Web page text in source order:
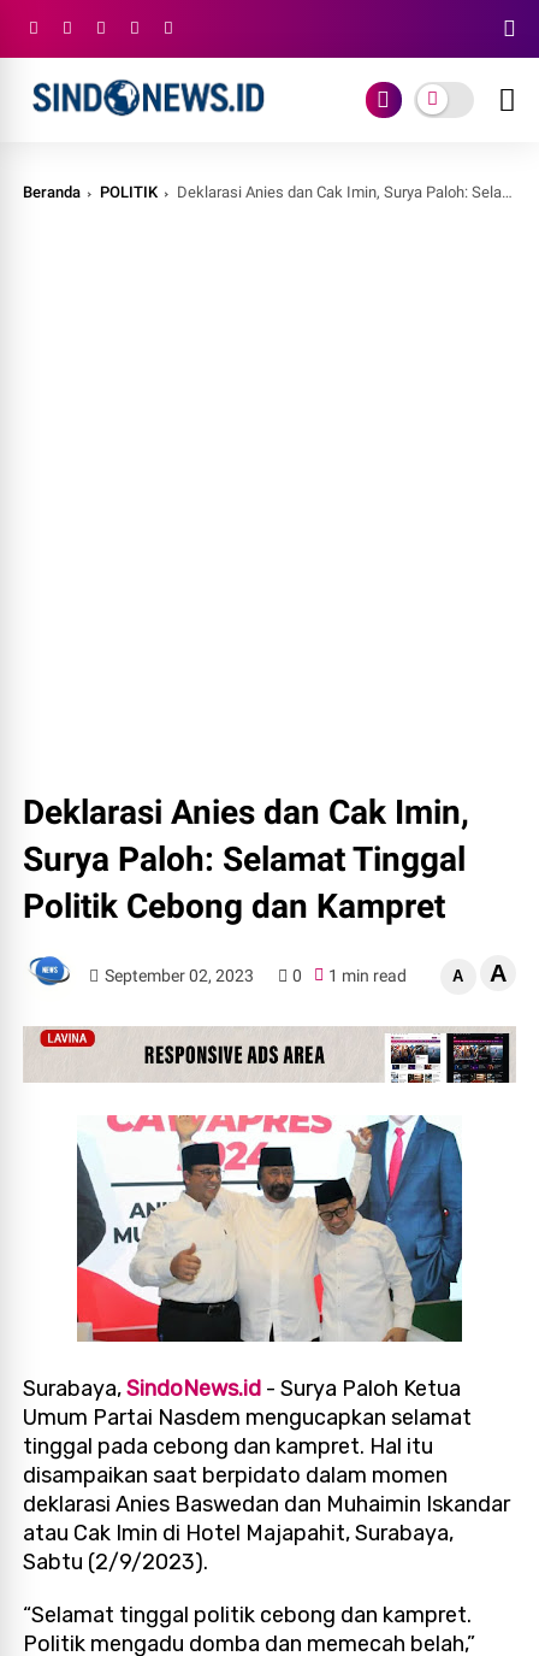
Beranda POLITIK Deklarasi Anies dan Cak Imin, Surya Paloh: Selamat Tinggal Politik Cebong dan Kampret
Deklarasi Anies dan Cak Imin,
Surya Paloh: Selamat Tinggal
Politik Cebong dan Kampret
September 02, 2023 0 1 min read A A
Surabaya,SindoNews.id - Surya Paloh Ketua
Umum Partai Nasdem mengucapkan selamat
tinggal pada cebong dan kampret. Hal itu
disampaikan saat berpidato dalam momen
deklarasi Anies Baswedan dan Muhaimin Iskandar
atau Cak Imin di Hotel Majapahit, Surabaya,
Sabtu (2/9/2023).
“Selamat tinggal politik cebong dan kampret.
Politik mengadu domba dan memecah belah,”